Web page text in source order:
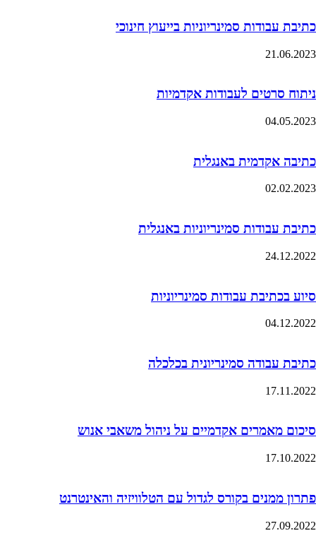
כתיבת עבודות סמינריוניות בייעוץ חינוכי
21.06.2023
ניתוח סרטים לעבודות אקדמיות
04.05.2023
כתיבה אקדמית באנגלית
02.02.2023
כתיבת עבודות סמינריוניות באנגלית
24.12.2022
סיוע בכתיבת עבודות סמינריוניות
04.12.2022
כתיבת עבודה סמינריונית בכלכלה
17.11.2022
סיכום מאמרים אקדמיים על ניהול משאבי אנוש
17.10.2022
פתרון ממנים בקורס לגדול עם הטלוויזיה והאינטרנט
27.09.2022